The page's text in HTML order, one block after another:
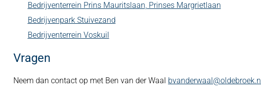
Bedrijventerrein Prins Mauritslaan, Prinses Margrietlaan
Bedrijvenpark Stuivezand
Bedrijventerrein Voskuil
Vragen
Neem dan contact op met Ben van der Waal bvanderwaal@oldebroek.nl